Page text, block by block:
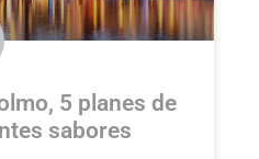
5 planes de
sabores